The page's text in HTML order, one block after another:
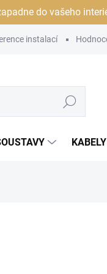
do vašeho
instalací
Hledat